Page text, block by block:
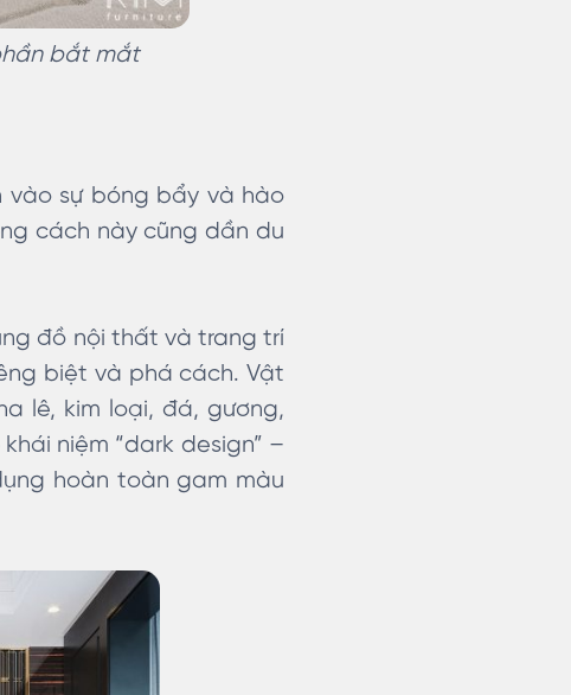
bắt mắt
vào sự bóng bẩy và hào
cách này cũng dần du
đồ nội thất và trang trí
biệt và phá cách. Vật
lê, kim loại, đá, gương,
niệm “dark design” –
hoàn toàn gam màu